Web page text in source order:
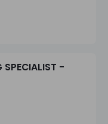
SPECIALIST -